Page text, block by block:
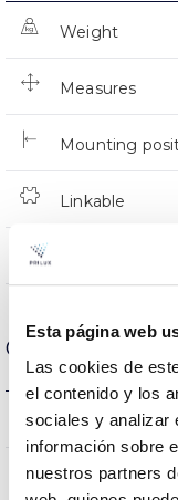
Esta página web
Las cookies de
el contenido y los
sociales y analizar
información sobre
nuestros partners
Weight
Measures
Mounting
Linkable
Optical data
Colour
CRI Colour